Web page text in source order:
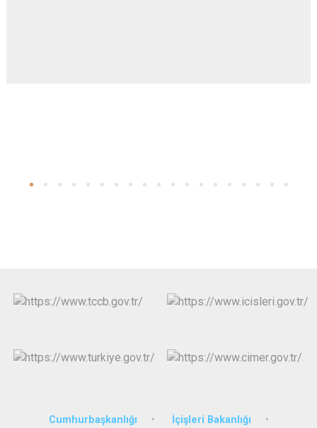
Cumhurbaşkanlığı İçişleri Bakanlığı